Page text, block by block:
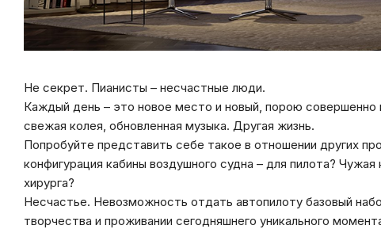
Не секрет. Пианисты – несчастные люди.
Каждый день – это новое место и новый, порою
свежая колея, обновленная музыка. Другая жизнь.
Попробуйте представить себе такое в отношении других
конфигурация кабины воздушного судна – для пилота?
хирурга?
Несчастье. Невозможность отдать автопилоту базовый
творчества и проживании сегодняшнего уникального